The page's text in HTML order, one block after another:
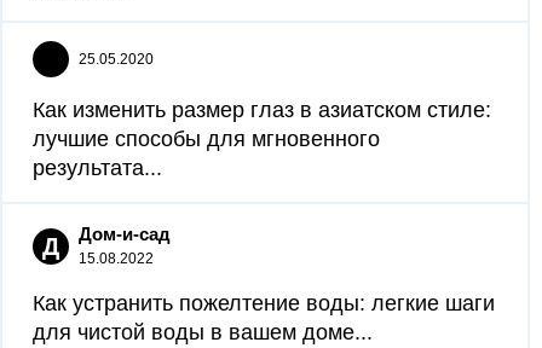
25.05.2020
Как изменить размер глаз в азиатском стиле:
лучшие способы для мгновенного
результата...
Д Дом-и-сад
15.08.2022
Как устранить пожелтение воды: легкие шаги
для чистой воды в вашем доме...